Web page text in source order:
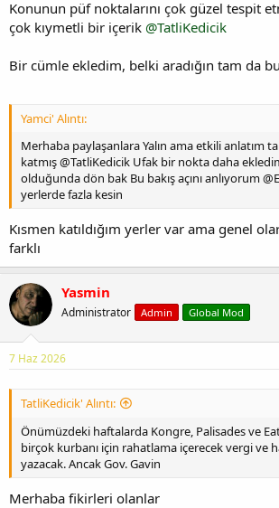
Konunun püf noktalarını çok güzel tespit
çok kıymetli bir içerik @TatliKedicik
Bir cümle ekledim, belki aradığın tam da
Yamci' Alıntı:
Merhaba paylaşanlara Yalın ama etkili anlatım
katmış @TatliKedicik Ufak bir nokta daha
olduğunda dön bak Bu bakış açını anlıyorum
yerlerde fazla kesin
Kısmen katıldığım yerler var ama genel
farklı
Yasmin
Administrator Admin Global Mod
7 Haz 2026
TatliKedicik' Alıntı:
Önümüzdeki haftalarda Kongre, Palisades ve
birçok kurbanı için rahatlama içerecek vergi ve
yazacak. Ancak Gov. Gavin
Merhaba fikirleri olanlar